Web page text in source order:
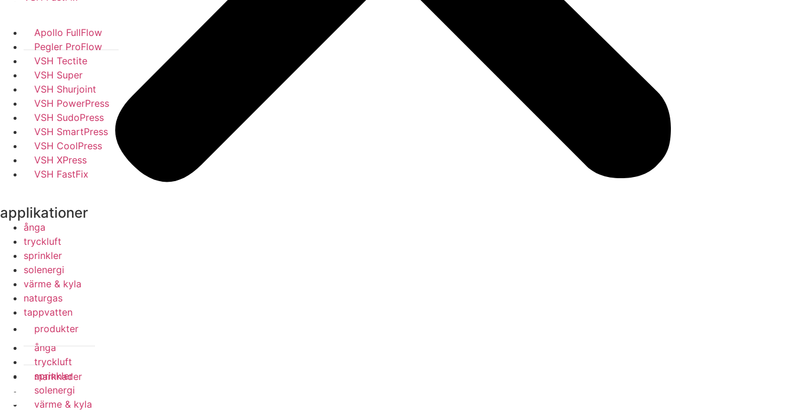
produkter
marknader
Apollo FullFlow
Pegler ProFlow
VSH Tectite
VSH Super
VSH Shurjoint
VSH PowerPress
VSH SudoPress
VSH SmartPress
VSH CoolPress
VSH XPress
VSH FastFix
applikationer
ånga
tryckluft
sprinkler
solenergi
värme & kyla
naturgas
tappvatten
ånga
tryckluft
sprinkler
solenergi
värme & kyla